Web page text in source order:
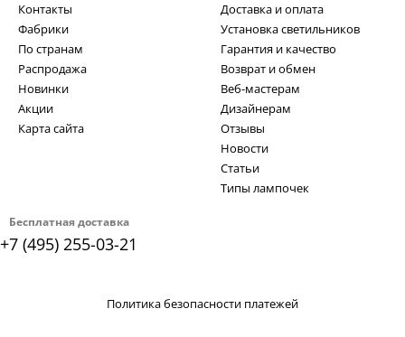
Бесплатная доставка
+7 (495) 255-03-21
Контакты
Фабрики
По странам
Распродажа
Новинки
Акции
Карта сайта
Доставка и оплата
Установка светильников
Гарантия и качество
Возврат и обмен
Веб-мастерам
Дизайнерам
Отзывы
Новости
Статьи
Типы лампочек
Политика безопасности платежей